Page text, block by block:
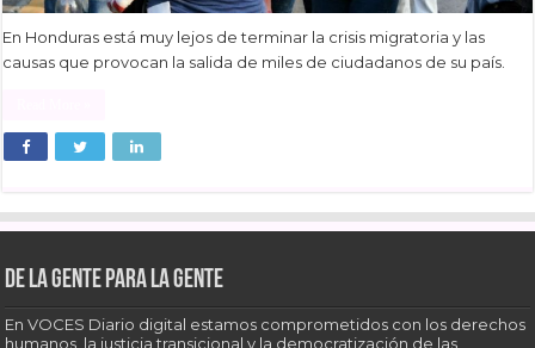
En Honduras está muy lejos de terminar la crisis migratoria y las
causas que provocan la salida de miles de ciudadanos de su país.
De la gente para la gente
En VOCES Diario digital estamos comprometidos con los derechos
humanos, la justicia transicional y la democratización de las